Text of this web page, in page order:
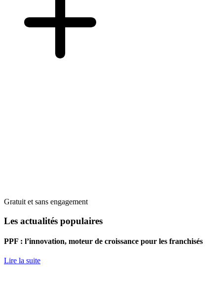
Gratuit et sans engagement
Les actualités populaires
PPF : l’innovation, moteur de croissance pour les franchisés
Lire la suite